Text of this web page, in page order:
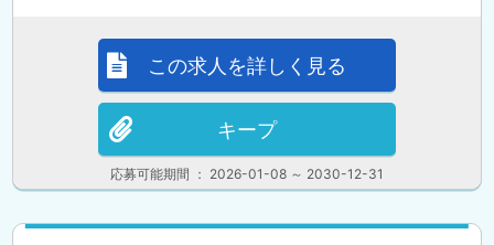
応募可能期間 ： 2026-01-08 ～ 2030-12-31
この求人を詳しく見る
キープ